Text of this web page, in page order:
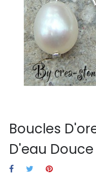
Boucles
D'eau Douce